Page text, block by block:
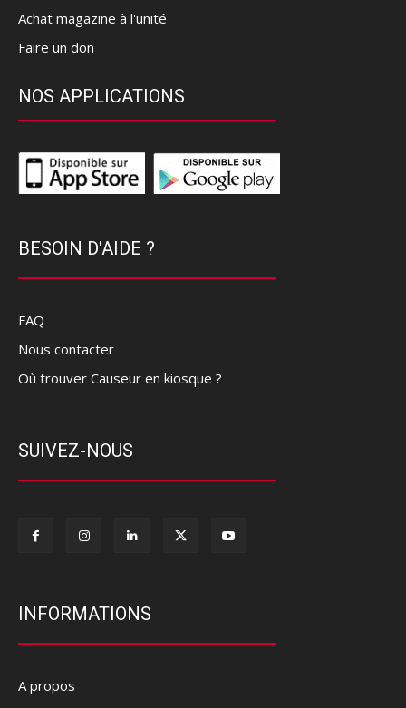
Achat magazine à l'unité
Faire un don
NOS APPLICATIONS
BESOIN D'AIDE ?
FAQ
Nous contacter
Où trouver Causeur en kiosque ?
SUIVEZ-NOUS
INFORMATIONS
A propos